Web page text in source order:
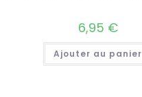
6,95 €
Ajouter au panier